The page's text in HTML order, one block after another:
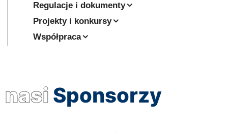
Regulacje i dokumenty
Projekty i konkursy
Współpraca
nasi Sponsorzy